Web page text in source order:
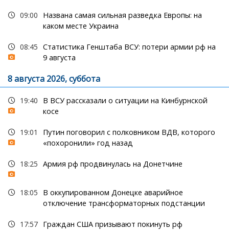
09:00
Названа самая сильная разведка Европы: на
каком месте Украина
08:45 Статистика Генштаба ВСУ: потери армии рф на
9 августа
8 августа 2026, суббота
19:40
В ВСУ рассказали о ситуации на Кинбурнской
косе
19:01
Путин поговорил с полковником ВДВ, которого
«похоронили» год назад
18:25 Армия рф продвинулась на Донетчине
18:05
В оккупированном Донецке аварийное
отключение трансформаторных подстанции
17:57 Граждан США призывают покинуть рф